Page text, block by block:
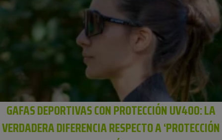
GAFAS DEPORTIVAS CON PROTECCIÓN UV400: LA
VERDADERA DIFERENCIA RESPECTO A ‘PROTECCIÓN